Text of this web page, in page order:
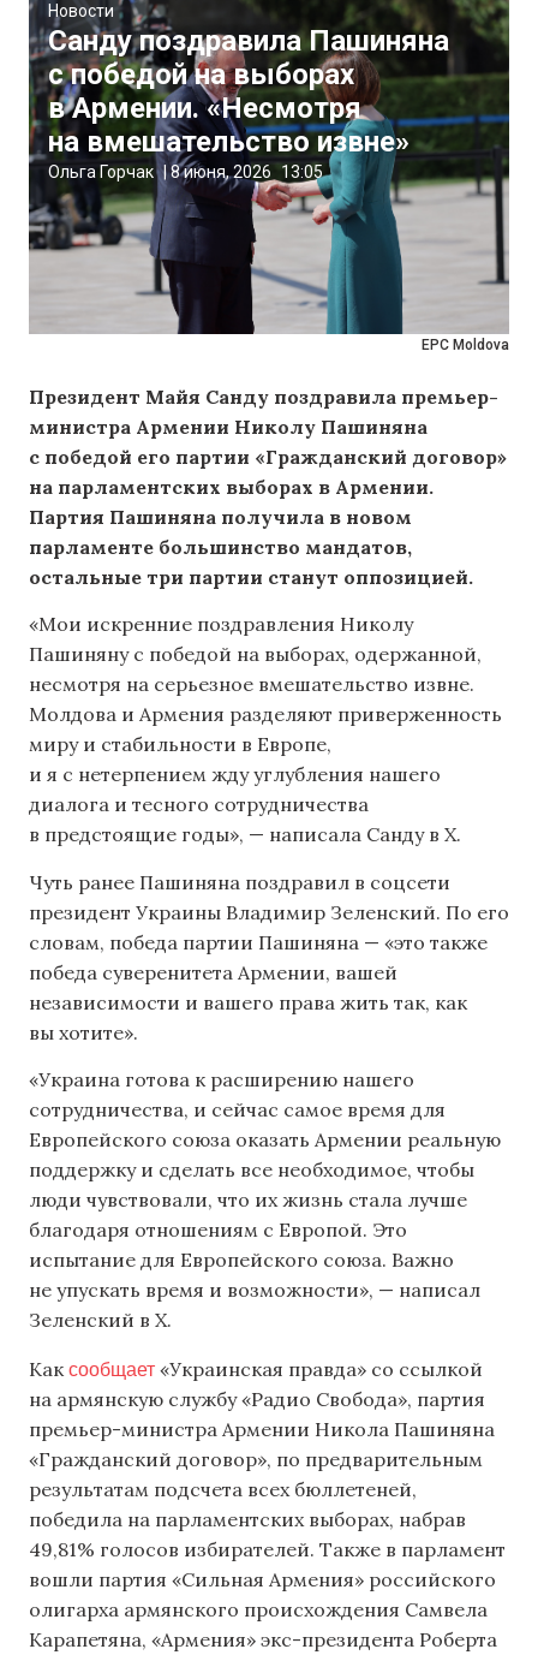
EPC Moldova
Новости
Санду поздравила Пашиняна
с победой на выборах
в Армении. «Несмотря
на вмешательство извне»
Ольга Горчак |8 июня, 2026 13:05
Президент Майя Санду поздравила премьер-
министра Армении Николу Пашиняна
с победой его партии «Гражданский договор»
на парламентских выборах в Армении.
Партия Пашиняна получила в новом
парламенте большинство мандатов,
остальные три партии станут оппозицией.
«Мои искренние поздравления Николу
Пашиняну с победой на выборах, одержанной,
несмотря на серьезное вмешательство извне.
Молдова и Армения разделяют приверженность
миру и стабильности в Европе,
и я с нетерпением жду углубления нашего
диалога и тесного сотрудничества
в предстоящие годы», — написала Санду в X.
Чуть ранее Пашиняна поздравил в соцсети
президент Украины Владимир Зеленский. По его
словам, победа партии Пашиняна — «это также
победа суверенитета Армении, вашей
независимости и вашего права жить так, как
вы хотите».
«Украина готова к расширению нашего
сотрудничества, и сейчас самое время для
Европейского союза оказать Армении реальную
поддержку и сделать все необходимое, чтобы
люди чувствовали, что их жизнь стала лучше
благодаря отношениям с Европой. Это
испытание для Европейского союза. Важно
не упускать время и возможности», — написал
Зеленский в X.
Как сообщает «Украинская правда» со ссылкой
на армянскую службу «Радио Свобода», партия
премьер-министра Армении Никола Пашиняна
«Гражданский договор», по предварительным
результатам подсчета всех бюллетеней,
победила на парламентских выборах, набрав
49,81% голосов избирателей. Также в парламент
вошли партия «Сильная Армения» российского
олигарха армянского происхождения Самвела
Карапетяна, «Армения» экс-президента Роберта